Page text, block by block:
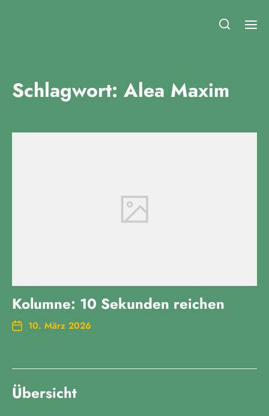
Schlagwort: Alea Maxim
Kolumne: 10 Sekunden reichen
10. März 2026
Übersicht